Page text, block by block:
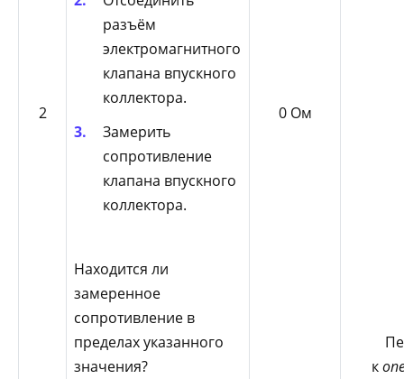
2
разъём
электромагнитного
клапана впускного
коллектора.
Замерить
сопротивление
клапана впускного
коллектора.
Находится ли
замеренное
сопротивление в
пределах указанного
значения?
0 Ом
к